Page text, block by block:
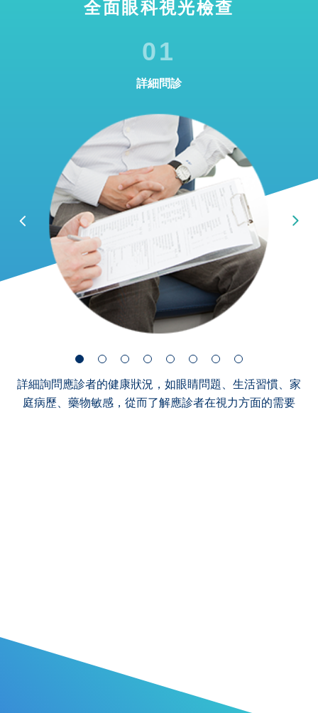
全面眼科視光檢查
01
詳細問診
詳細詢問應診者的健康狀況，如眼睛問題、生活習慣、家
庭病歷、藥物敏感，從而了解應診者在視力方面的需要